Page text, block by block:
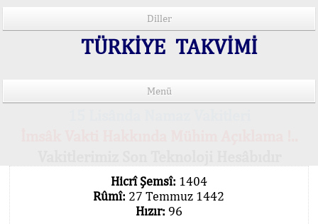
Diller
TÜRKİYE TAKVİMİ
Menü
Hicrî Şemsî: 1404
Rûmî: 27 Temmuz 1442
Hızır: 96